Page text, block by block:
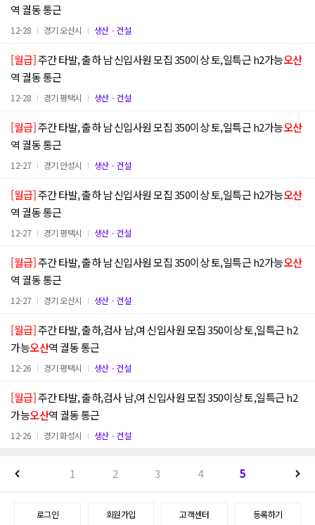
역 궐동 통근
12-28 경기 오산시 생산ㆍ건설
[월급]주간 타발, 출하 남 신입사원 모집 350이상 토,일특근 h2가능오산
역 궐동 통근
12-28 경기 평택시 생산ㆍ건설
[월급]주간 타발, 출하 남 신입사원 모집 350이상 토,일특근 h2가능오산
역 궐동 통근
12-27 경기 안성시 생산ㆍ건설
[월급]주간 타발, 출하 남 신입사원 모집 350이상 토,일특근 h2가능오산
역 궐동 통근
12-27 경기 평택시 생산ㆍ건설
[월급]주간 타발, 출하 남 신입사원 모집 350이상 토,일특근 h2가능오산
역 궐동 통근
12-27 경기 오산시 생산ㆍ건설
[월급]
가능오산역 궐동 통근
12-26 경기 평택시 생산ㆍ건설
[월급]
가능오산역 궐동 통근
12-26 경기 화성시 생산ㆍ건설
1 2 3 4 5
로그인 회원가입 고객센터 등록하기